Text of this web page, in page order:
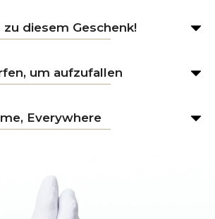
zu diesem Geschenk!
um aufzufallen
Everywhere